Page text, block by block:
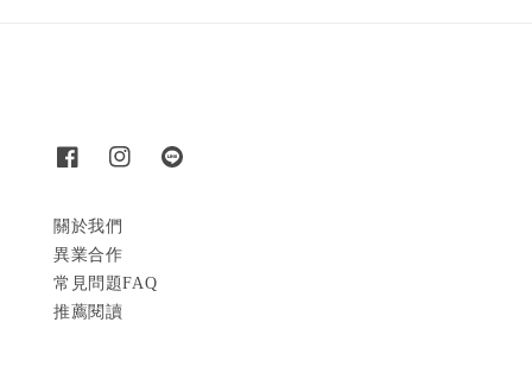
關於我們
異業合作
常見問題FAQ
推薦閱讀